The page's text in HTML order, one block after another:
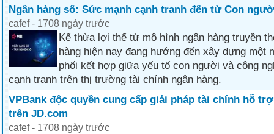
Ngân hàng số: Sức mạnh cạnh tranh đến từ Con
cafef - 1708 ngày trước
Kế thừa lợi thế từ mô hình ngân hàng truyền
hàng hiện nay đang hướng đến xây dựng một
phối kết hợp giữa yếu tố con người và công
cạnh tranh trên thị trường tài chính ngân hàng.
VPBank độc quyền cung cấp giải pháp tài chính hỗ
trên JD.com
cafef - 1708 ngày trước